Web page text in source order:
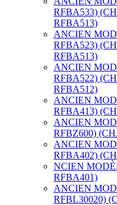
RFBA533)
RFBA513)
ANCIEN
RFBA523)
RFBA513)
ANCIEN
RFBA522)
RFBA512)
ANCIEN
RFBA413)
ANCIEN
RFBZ600)
ANCIEN
RFBA402)
NCIEN
RFBA401)
ANCIEN
RFBL30020)